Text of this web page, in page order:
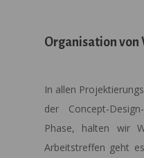
Organisation von
In allen
der Concept-
Phase, halten wir
Arbeitstreffen geht